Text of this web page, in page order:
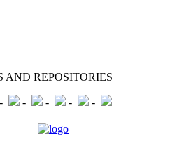
AND REPOSITORIES
- - - -